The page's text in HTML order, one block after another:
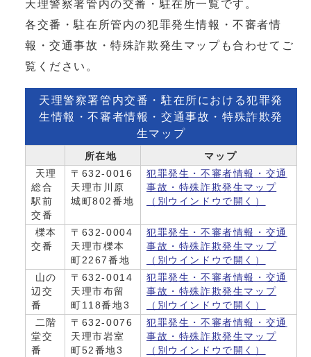
天理警察署管内の交番・駐在所一覧です。
各交番・駐在所管内の犯罪発生情報・不審者情
報・交通事故・特殊詐欺発生マップも合わせてご
覧ください。
天理警察署管内交番・駐在所における犯罪発
生情報・不審者情報・交通事故・特殊詐欺発
生マップ
所在地
マップ
天理
総合
駅前
交番
〒632-0016
天理市川原
城町802番地
犯罪発生・不審者情報・交通
事故・特殊詐欺発生マップ
（別ウインドウで開く）
櫟本
交番
〒632-0004
天理市櫟本
町2267番地
犯罪発生・不審者情報・交通
事故・特殊詐欺発生マップ
（別ウインドウで開く）
山の
辺交
番
〒632-0014
天理市布留
町118番地3
犯罪発生・不審者情報・交通
事故・特殊詐欺発生マップ
（別ウインドウで開く）
二階
堂交
番
〒632-0076
天理市岩室
町52番地3
犯罪発生・不審者情報・交通
事故・特殊詐欺発生マップ
（別ウインドウで開く）